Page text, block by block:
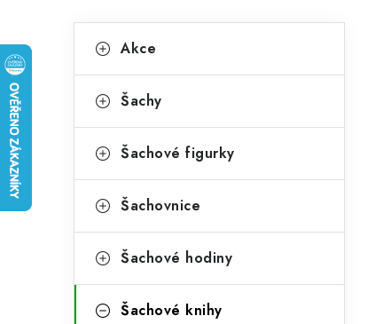
o
t
r
n
n
kategorie
a
e
o
i
Akce
Šachy
Šachové figurky
Šachovnice
Šachové hodiny
Šachové knihy